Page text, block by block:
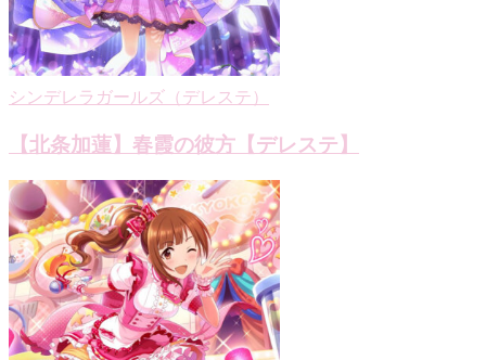
シンデレラガールズ（デレステ）
【北条加蓮】春霞の彼方【デレステ】